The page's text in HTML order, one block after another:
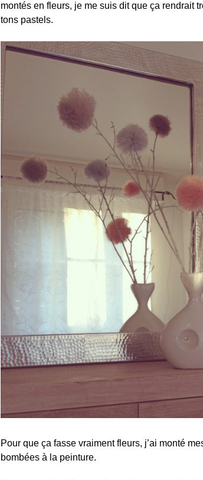
montés en fleurs, je me suis dit que ça rendrait
tons pastels.
Pour que ça fasse vraiment fleurs, j’ai monté
bombées à la peinture.